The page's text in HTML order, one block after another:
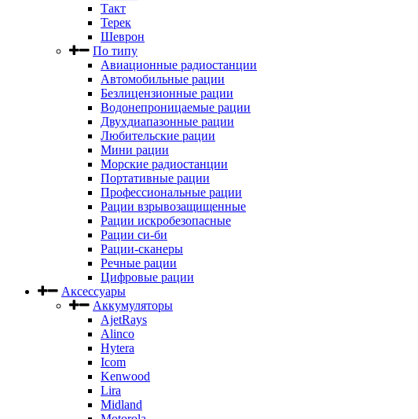
Такт
Терек
Шеврон
По типу
Авиационные радиостанции
Автомобильные рации
Безлицензионные рации
Водонепроницаемые рации
Двухдиапазонные рации
Любительские рации
Мини рации
Морские радиостанции
Портативные рации
Профессиональные рации
Рации взрывозащищенные
Рации искробезопасные
Рации си-би
Рации-сканеры
Речные рации
Цифровые рации
Аксессуары
Аккумуляторы
AjetRays
Alinco
Hytera
Icom
Kenwood
Lira
Midland